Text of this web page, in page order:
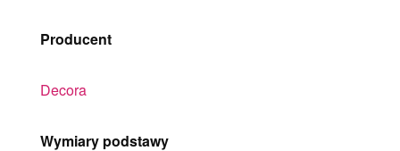
Producent
Decora
Wymiary podstawy